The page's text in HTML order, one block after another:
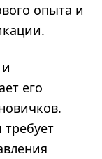
опыта и
его